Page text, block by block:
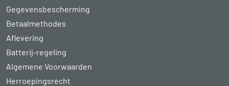
Gegevensbescherming
Betaalmethodes
Aflevering
Batterij-regeling
Algemene Voorwaarden
Herroepingsrecht